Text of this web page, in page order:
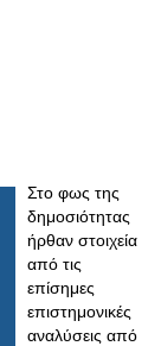
Στο φως της
δημοσιότητας
ήρθαν στοιχεία
από τις
επίσημες
επιστημονικές
αναλύσεις από